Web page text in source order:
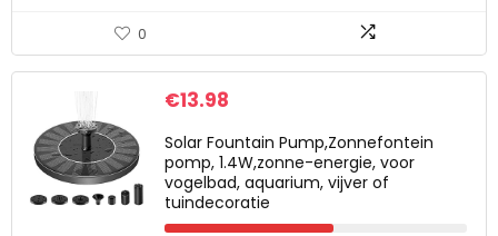
0
€13.98
Solar Fountain Pump,Zonnefontein
pomp, 1.4W,zonne-energie, voor
vogelbad, aquarium, vijver of
tuindecoratie